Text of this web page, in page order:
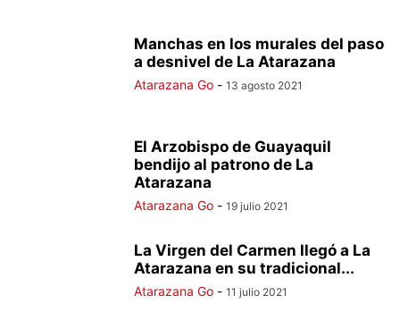
Manchas en los murales del paso
a desnivel de La Atarazana
Atarazana Go - 13 agosto 2021
El Arzobispo de Guayaquil
bendijo al patrono de La
Atarazana
Atarazana Go - 19 julio 2021
La Virgen del Carmen llegó a La
Atarazana en su tradicional...
Atarazana Go - 11 julio 2021